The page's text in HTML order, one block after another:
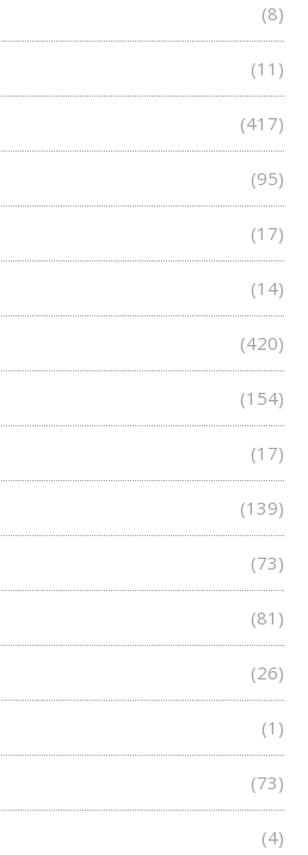
(8)
(11)
(417)
(95)
(17)
(14)
(420)
(154)
(17)
(139)
(73)
(81)
(26)
(1)
(73)
(4)